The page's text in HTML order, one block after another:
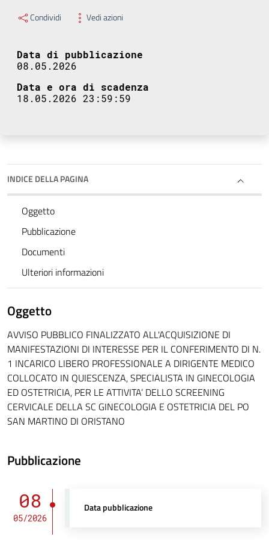
Condividi Vedi azioni
Data di pubblicazione
08.05.2026
Data e ora di scadenza
18.05.2026 23:59:59
INDICE DELLA PAGINA
Oggetto
Pubblicazione
Documenti
Ulteriori informazioni
Oggetto
AVVISO PUBBLICO FINALIZZATO ALL'ACQUISIZIONE DI
MANIFESTAZIONI DI INTERESSE PER IL CONFERIMENTO DI N.
1 INCARICO LIBERO PROFESSIONALE A DIRIGENTE MEDICO
COLLOCATO IN QUIESCENZA, SPECIALISTA IN GINECOLOGIA
ED OSTETRICIA, PER LE ATTIVITA’ DELLO SCREENING
CERVICALE DELLA SC GINECOLOGIA E OSTETRICIA DEL PO
SAN MARTINO DI ORISTANO
Pubblicazione
08
05/2026
Data pubblicazione